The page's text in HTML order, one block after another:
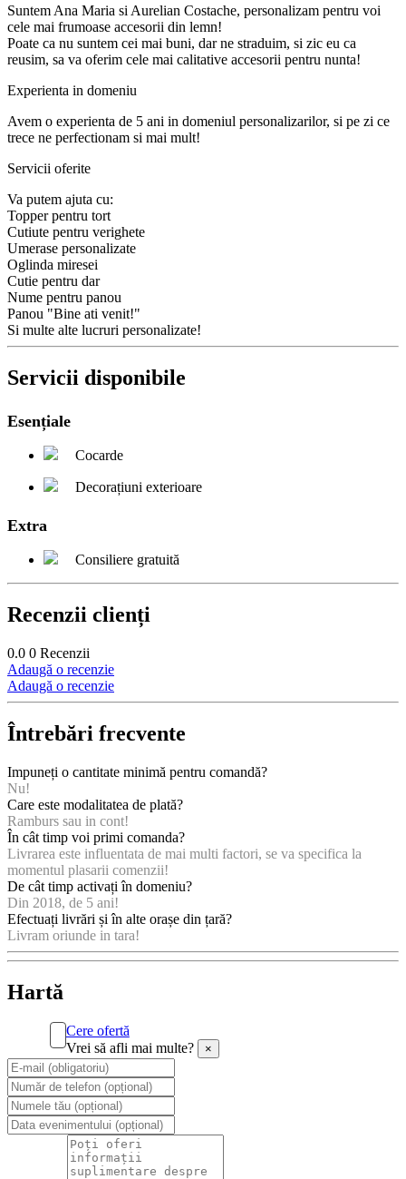
Suntem Ana Maria si Aurelian Costache, personalizam pentru voi
cele mai frumoase accesorii din lemn!
Poate ca nu suntem cei mai buni, dar ne straduim, si zic eu ca
reusim, sa va oferim cele mai calitative accesorii pentru nunta!
Experienta in domeniu
Avem o experienta de 5 ani in domeniul personalizarilor, si pe zi ce
trece ne perfectionam si mai mult!
Servicii oferite
Va putem ajuta cu:
Topper pentru tort
Cutiute pentru verighete
Umerase personalizate
Oglinda miresei
Cutie pentru dar
Nume pentru panou
Panou "Bine ati venit!"
Si multe alte lucruri personalizate!
Servicii disponibile
Esențiale
Cocarde
Decorațiuni exterioare
Extra
Consiliere gratuită
Recenzii clienți
0.0 0 Recenzii
Adaugă o recenzie
Adaugă o recenzie
Întrebări frecvente
Impuneți o cantitate minimă pentru comandă?
Nu!
Care este modalitatea de plată?
Ramburs sau in cont!
În cât timp voi primi comanda?
Livrarea este influentata de mai multi factori, se va specifica la
momentul plasarii comenzii!
De cât timp activați în domeniu?
Din 2018, de 5 ani!
Efectuați livrări și în alte orașe din țară?
Livram oriunde in tara!
Hartă
Cere ofertă
Vrei să afli mai multe?
×